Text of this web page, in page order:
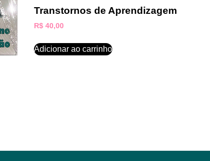
Transtornos de Aprendizagem
R$ 40,00
Adicionar ao carrinho